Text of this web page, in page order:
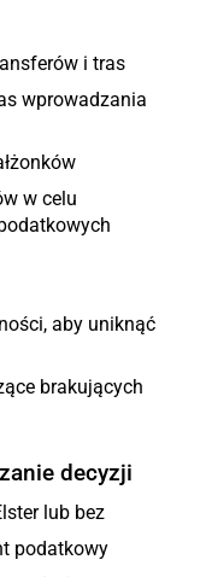
i tras
wprowadzania
w celu
aby uniknąć
brakujących
decyzji
lub bez
podatkowy